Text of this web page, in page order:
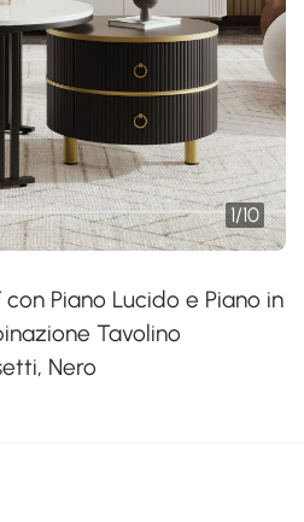
1/10
Piano Lucido e Piano in
Tavolino
Nero